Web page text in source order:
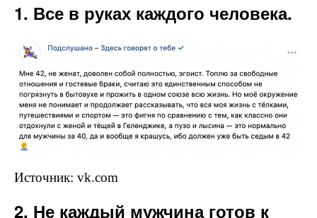
1. Все в руках каждого человека.
Источник: vk.com
2. Не каждый мужчина готов к